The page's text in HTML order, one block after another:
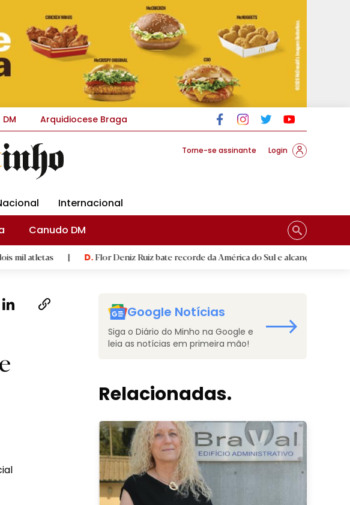
Arquidiocese Braga
Torne-se assinante Login
Internacional
Canudo DM
| D.Flor Deniz Ruiz bate recorde da América do Sul e alcança segunda melhor
Google Notícias
Siga o Diário do Minho na Google e
leia as notícias em primeira mão!
Relacionadas.